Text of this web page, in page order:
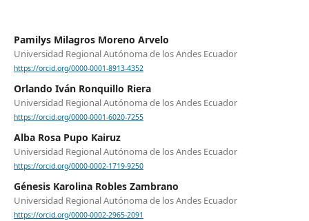
Pamilys Milagros Moreno Arvelo
Universidad Regional Autónoma de los Andes Ecuador
https://orcid.org/0000-0001-8913-4352
Orlando Iván Ronquillo Riera
Universidad Regional Autónoma de los Andes Ecuador
https://orcid.org/0000-0001-6020-7255
Alba Rosa Pupo Kairuz
Universidad Regional Autónoma de los Andes Ecuador
https://orcid.org/0000-0002-1719-9250
Génesis Karolina Robles Zambrano
Universidad Regional Autónoma de los Andes Ecuador
https://orcid.org/0000-0002-2965-2091